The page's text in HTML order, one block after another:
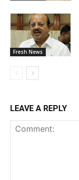
Fresh News
LEAVE A REPLY